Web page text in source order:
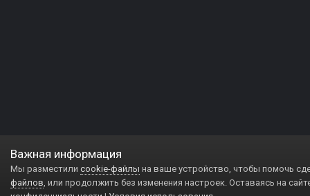
Важная информация
Мы разместили cookie-файлы на ваше устройство, чтобы помочь
файлов, или продолжить без изменения настроек. Оставаясь на